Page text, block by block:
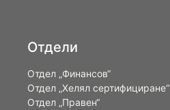
Отдели
Отдел „Финансов“
Отдел „Хелял сертифициране“
Отдел „Правен“